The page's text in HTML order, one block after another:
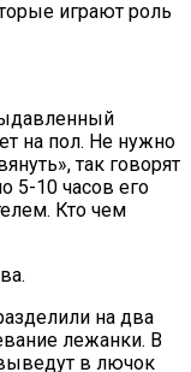
играют роль
на пол. Не нужно
так говорят
5-10 часов его
Кто чем
на два
лежанки. В
в лючок